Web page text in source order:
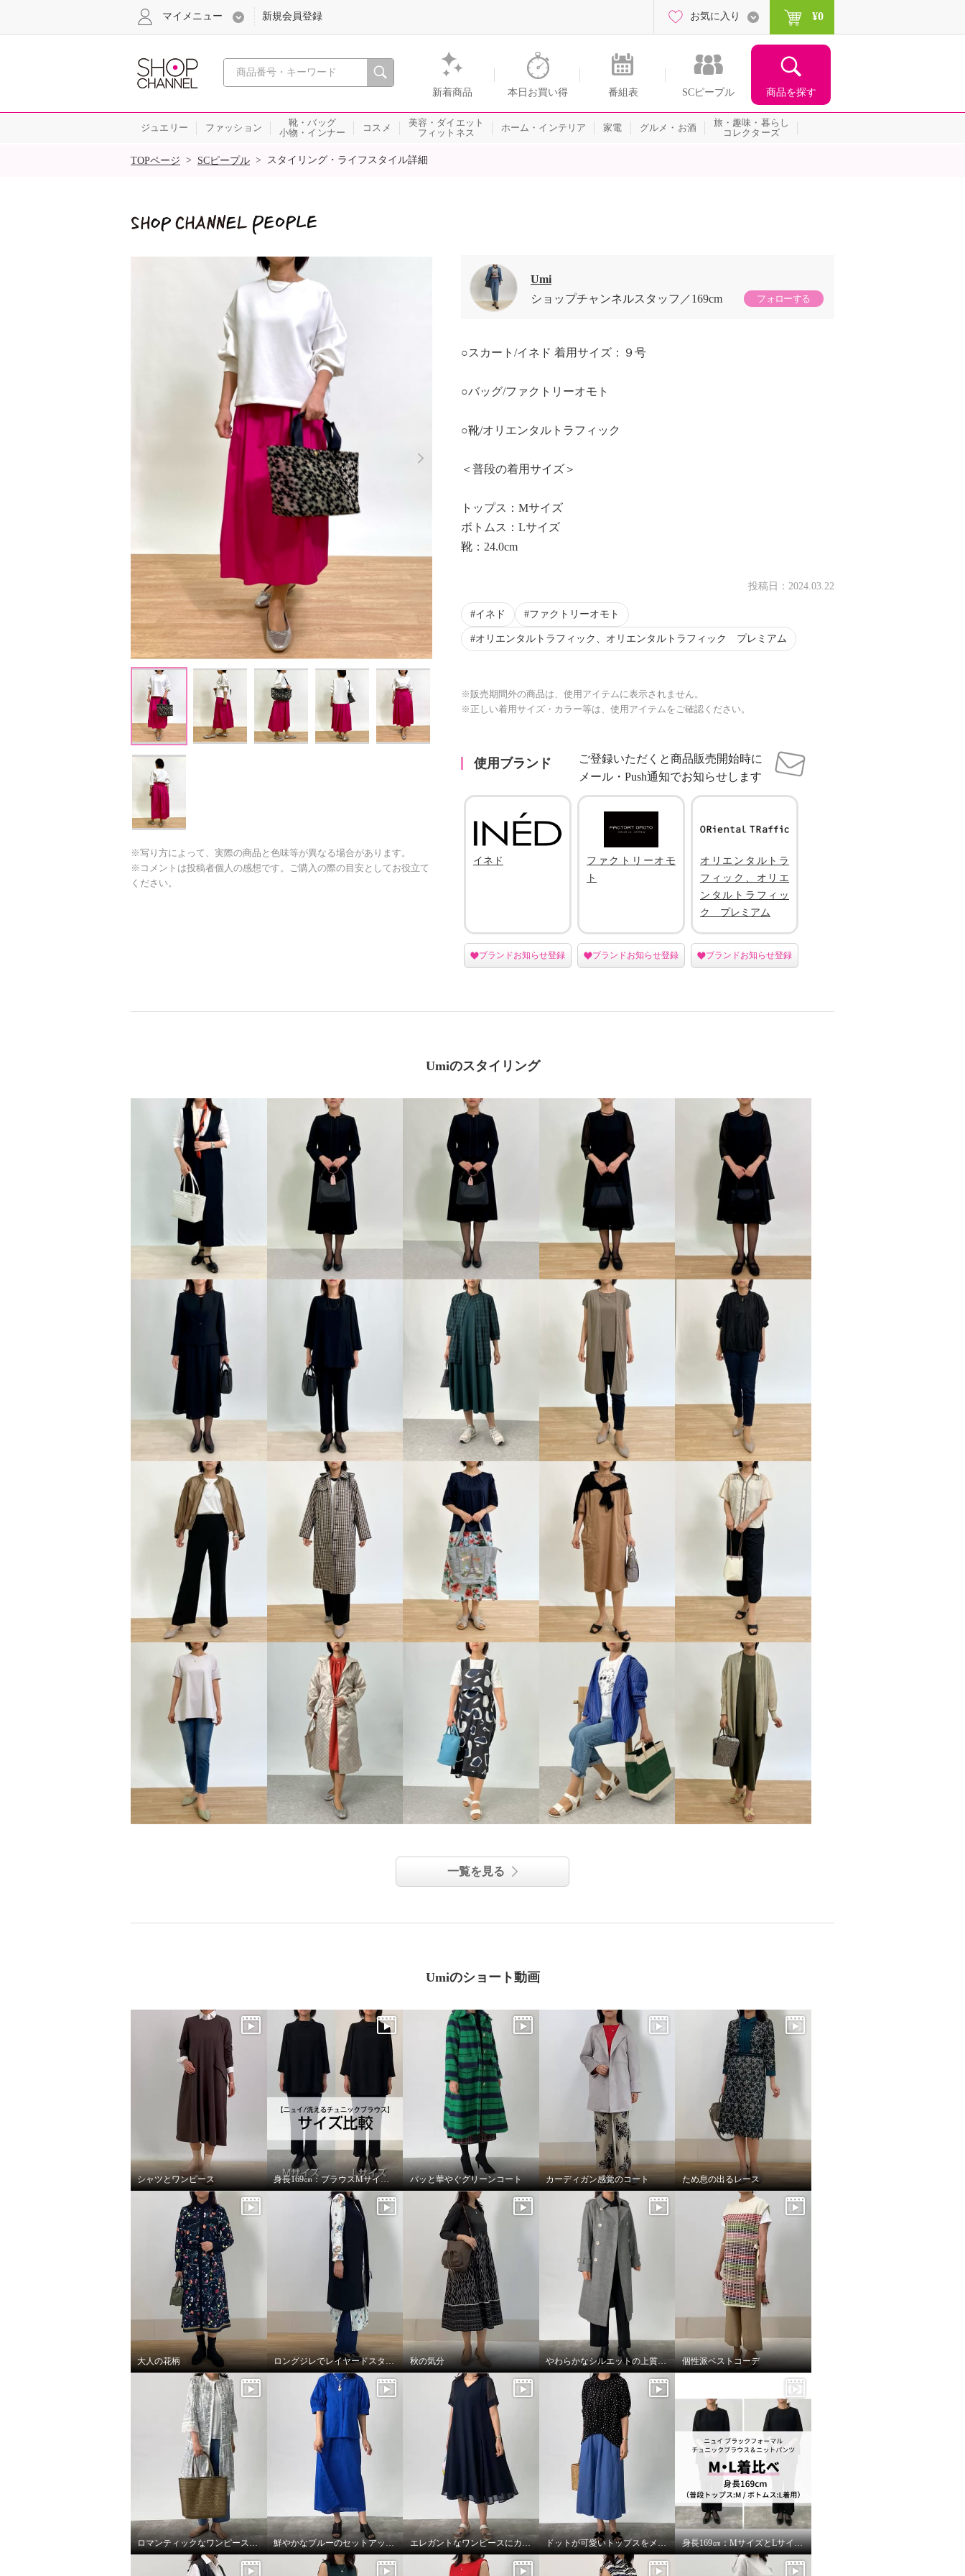
心おどる、瞬間を。通販・テレビショッピングのショップチャンネル
新着商品 本日お買い得 番組表 SCピープル 商品を探す
マイメニュー 新規会員登録 お気に入り ¥0
ジュエリー ファッション
靴・バッグ
小物・インナー
コスメ
美容・ダイエット
フィットネス
ホーム・インテリア 家電 グルメ・お酒
旅・趣味・暮らし
コレクターズ
SALE
TOPページ > SCピープル > スタイリング・ライフスタイル詳細
※写り方によって、実際の商品と色味等が異なる場合があります。
※コメントは投稿者個人の感想です。ご購入の際の目安としてお役立て
ください。
Umi
ショップチャンネルスタッフ
169cm フォローする
○スカート/イネド 着用サイズ：９号
○バッグ/ファクトリーオモト
○靴/オリエンタルトラフィック
＜普段の着用サイズ＞
トップス：Mサイズ
ボトムス：Lサイズ
靴：24.0cm
投稿日： 2024.03.22
イネド ファクトリーオモト
オリエンタルトラフィック、オリエンタルトラフィック プレミアム
※販売期間外の商品は、使用アイテムに表示されません。
※正しい着用サイズ・カラー等は、使用アイテムをご確認ください。
使用ブランド
ご登録いただくと商品販売開始時に
メール・Push通知でお知らせします
イネド
ブランドお知らせ登録
ファクトリーオモ
ト
ブランドお知らせ登録
オリエンタルトラ
フィック、オリエ
ンタルトラフィッ
ク プレミアム
ブランドお知らせ登録
Umiのスタイリング
一覧を見る
Umiのショート動画
シャツとワンピース 身長169㎝：ブラウスMサイズとLサイズを着比べ パッと華やぐグリーンコート カーディガン感覚のコート ため息の出るレース
大人の花柄 ロングジレでレイヤードスタイル 秋の気分 やわらかなシルエットの上質トレンチコート 個性派ベストコーデ
ロマンティックなワンピースを羽織って 鮮やかなブルーのセットアップコーデ。 エレガントなワンピースにカジュアルな小物を合わせて。 ドットが可愛いトップスをメインに。 身長169㎝：MサイズとLサイズを着比べ